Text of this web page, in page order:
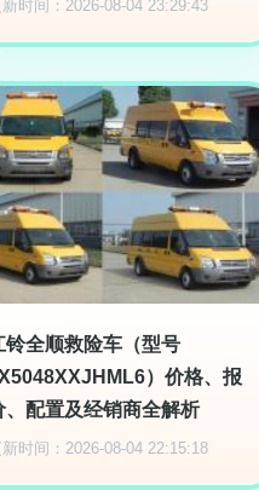
新时间：2026-08-04 23:29:43
铃全顺救险车（型号
）价格、报
、配置及经销商全解析
新时间：2026-08-04 22:15:18